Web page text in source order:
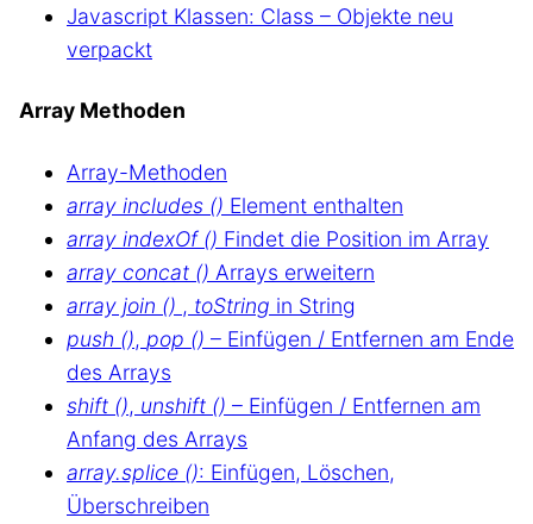
Javascript Klassen: Class – Objekte neu
verpackt
Array Methoden
Array-Methoden
array includes () Element enthalten
array indexOf () Findet die Position im Array
array concat () Arrays erweitern
array join () , toString in String
push (), pop () – Einfügen / Entfernen am Ende
des Arrays
shift (), unshift () – Einfügen / Entfernen am
Anfang des Arrays
array.splice (): Einfügen, Löschen,
Überschreiben